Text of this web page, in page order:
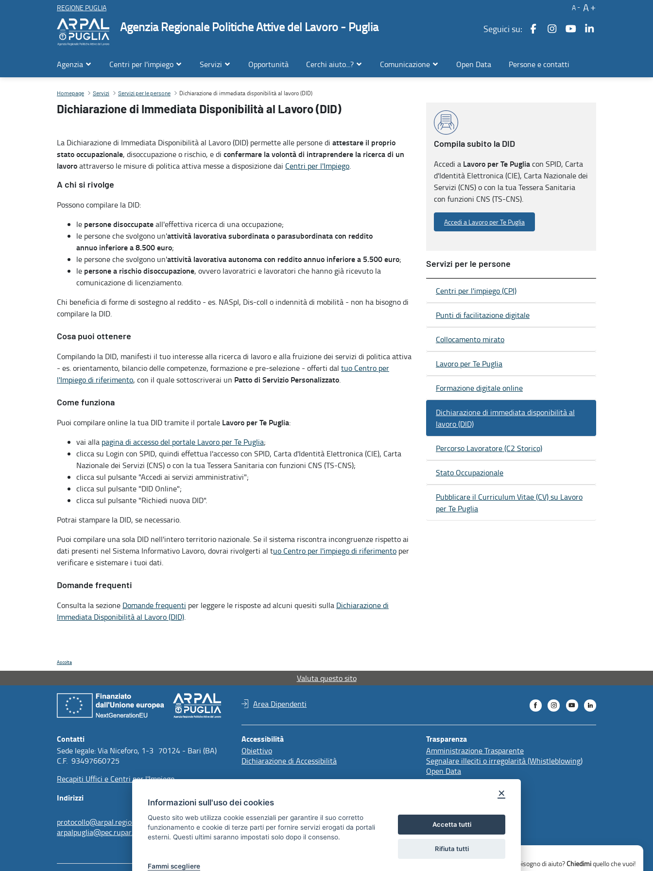
REGIONE PUGLIA A A
Agenzia Regionale Politiche Attive del Lavoro - Puglia Seguici su:
Agenzia Centri per l'impiego Servizi Opportunità Cerchi aiuto...? Comunicazione Open Data Persone e contatti
Dichiarazione di immediata disponibilità al lavoro (DID)
Contenuto principale
Homepage Servizi Servizi per le persone Dichiarazione di immediata disponibilità al lavoro (DID)
Dichiarazione di Immediata Disponibilità al Lavoro (DID)
La Dichiarazione di Immediata Disponibilità al Lavoro (DID) permette alle persone di attestare il proprio
stato occupazionale, disoccupazione o rischio, e di confermare la volontà di intraprendere la ricerca di un
lavoroattraverso le misure di politica attiva messe a disposizione dai Centri per l'Impiego.
A chi si rivolge
Possono compilare la DID:
le persone disoccupateall'effettiva ricerca di una occupazione;
le persone che svolgono un'attività lavorativa subordinata o parasubordinata con reddito
annuo inferiore a 8.500 euro;
le persone che svolgono un'attività lavorativa autonoma con reddito annuo inferiore a 5.500 euro;
le persone a rischio disoccupazione, ovvero lavoratrici e lavoratori che hanno già ricevuto la
comunicazione di licenziamento.
Chi beneficia di forme di sostegno al reddito - es. NASpI, Dis-coll o indennità di mobilità - non ha bisogno di
compilare la DID.
Cosa puoi ottenere
Compilando la DID, manifesti il tuo interesse alla ricerca di lavoro e alla fruizione dei servizi di politica attiva
- es. orientamento, bilancio delle competenze, formazione e pre-selezione - offerti dal tuo Centro per
l'Impiego di riferimento, con il quale sottoscriverai un Patto di Servizio Personalizzato.
Come funziona
Puoi compilare online la tua DID tramite il portale Lavoro per Te Puglia:
vai alla pagina di accesso del portale Lavoro per Te Puglia;
clicca su Login con SPID, quindi effettua l'accesso con SPID, Carta d'Identità Elettronica (CIE), Carta
Nazionale dei Servizi (CNS) o con la tua Tessera Sanitaria con funzioni CNS (TS-CNS);
clicca sul pulsante "Accedi ai servizi amministrativi";
clicca sul pulsante "DID Online";
clicca sul pulsante "Richiedi nuova DID".
Potrai stampare la DID, se necessario.
Puoi compilare una sola DID nell'intero territorio nazionale. Se il sistema riscontra incongruenze rispetto ai
dati presenti nel Sistema Informativo Lavoro, dovrai rivolgerti al tuo Centro per l'impiego di riferimento per
verificare e sistemare i tuoi dati.
Domande frequenti
Consulta la sezione Domande frequenti per leggere le risposte ad alcuni quesiti sulla Dichiarazione di
Immediata Disponibilità al Lavoro (DID).
Compila subito la DID
Accedi a Lavoro per Te Pugliacon SPID, Carta
d'Identità Elettronica (CIE), Carta Nazionale dei
Servizi (CNS) o con la tua Tessera Sanitaria
con funzioni CNS (TS-CNS).
Accedi a Lavoro per Te Puglia
Servizi per le persone
Centri per l'impiego (CPI)
Punti di facilitazione digitale
Collocamento mirato
Lavoro per Te Puglia
Formazione digitale online
Dichiarazione di immediata disponibilità al
lavoro (DID)
Percorso Lavoratore (C2 Storico)
Stato Occupazionale
Pubblicare il Curriculum Vitae (CV) su Lavoro
per Te Puglia
Ascolta
Valuta questo sito
Area Dipendenti
Contatti
Sede legale: Via Niceforo, 1-3 70124 - Bari (BA)
C.F. 93497660725
Recapiti Uffici e Centri per l'Impiego
Accessibilità
Obiettivo
Dichiarazione di Accessibilità
Trasparenza
Amministrazione Trasparente
Segnalare illeciti o irregolarità (Whistleblowing)
Open Data
Indirizzi
protocollo@arpal.regione.puglia.it
arpalpuglia@pec.rupar.puglia.it
Redazione
Comunicazione Istituzionale
Hai bisogno di aiuto?Chiedimiquello che vuoi!
×
Informazioni sull'uso dei cookies
Questo sito web utilizza cookie essenziali per garantire il suo corretto
funzionamento e cookie di terze parti per fornire servizi erogati da portali
esterni. Questi ultimi saranno impostati solo dopo il consenso.
Fammi scegliere
Accetta tutti
Rifiuta tutti